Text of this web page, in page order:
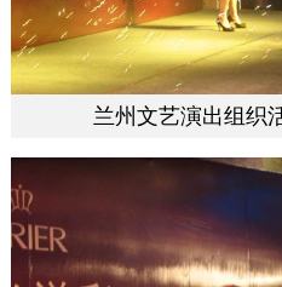
兰州文艺演出组织